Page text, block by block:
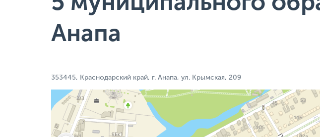
Анапа
353445, Краснодарский край, г. Анапа, ул. Крымская, 209